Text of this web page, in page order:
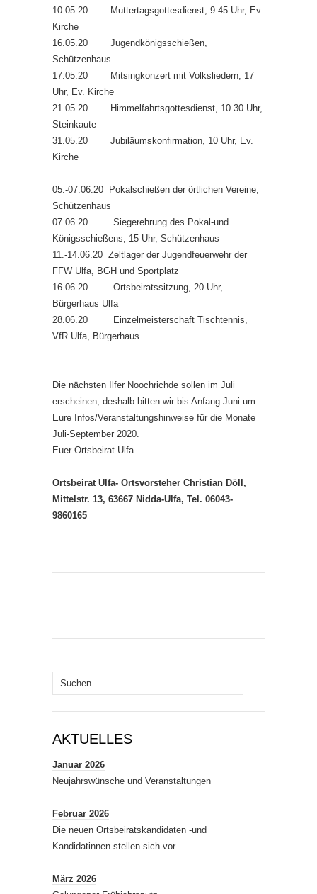
10.05.20 Muttertagsgottesdienst, 9.45 Uhr, Ev.
Kirche
16.05.20 Jugendkönigsschießen,
Schützenhaus
17.05.20 Mitsingkonzert mit Volksliedern, 17
Uhr, Ev. Kirche
21.05.20 Himmelfahrtsgottesdienst, 10.30 Uhr,
Steinkaute
31.05.20 Jubiläumskonfirmation, 10 Uhr, Ev.
Kirche
05.-07.06.20 Pokalschießen der örtlichen Vereine,
Schützenhaus
07.06.20 Siegerehrung des Pokal-und
Königsschießens, 15 Uhr, Schützenhaus
11.-14.06.20 Zeltlager der Jugendfeuerwehr der
FFW Ulfa, BGH und Sportplatz
16.06.20 Ortsbeiratssitzung, 20 Uhr,
Bürgerhaus Ulfa
28.06.20 Einzelmeisterschaft Tischtennis,
VfR Ulfa, Bürgerhaus
Die nächsten Ilfer Noochrichde sollen im Juli
erscheinen, deshalb bitten wir bis Anfang Juni um
Eure Infos/Veranstaltungshinweise für die Monate
Juli-September 2020.
Euer Ortsbeirat Ulfa
Ortsbeirat Ulfa- Ortsvorsteher Christian Döll,
Mittelstr. 13, 63667 Nidda-Ulfa, Tel. 06043-
9860165
Suchen
nach:
AKTUELLES
Januar 2026
Neujahrswünsche und Veranstaltungen
Februar 2026
Die neuen Ortsbeiratskandidaten -und
Kandidatinnen stellen sich vor
März 2026